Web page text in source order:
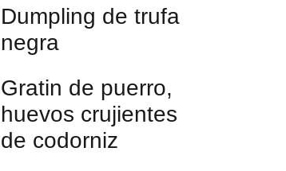
Dumpling de trufa
negra
Gratin de puerro,
huevos crujientes
de codorniz